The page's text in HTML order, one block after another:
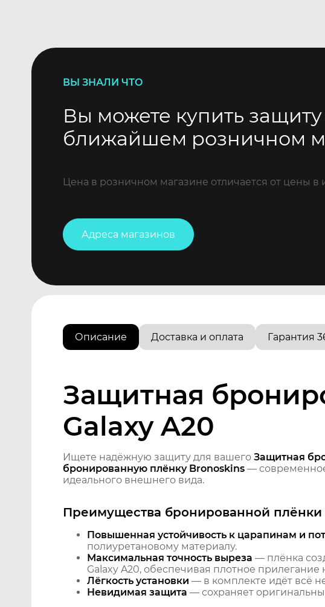
ВЫ ЗНАЛИ ЧТО
Вы можете купить защиту
ближайшем розничном
Цена в розничном магазине отличается от цены в
Адреса магазинов
Описание Доставка и оплата Гарантия
Защитная
Galaxy A20
Ищете надёжную защиту для вашего Защитная
бронированную плёнку Bronoskins —
идеального внешнего вида.
Преимущества бронированной плёнки
Повышенная устойчивость к царапинам и
полиуретановому материалу.
Максимальная точность выреза — плёнка
Galaxy A20, обеспечивая плотное прилегание
Лёгкость установки — в комплекте идёт всё
Невидимая защита — сохраняет